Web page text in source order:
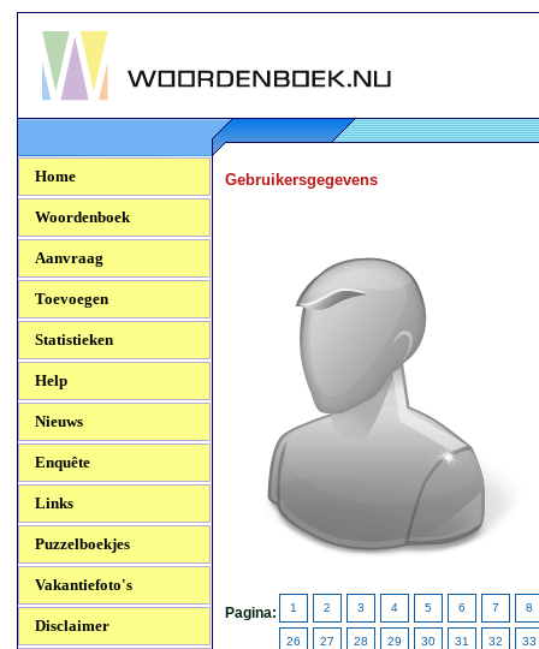
Woordenboek.NU
Home
Woordenboek
Aanvraag
Toevoegen
Statistieken
Help
Nieuws
Enquête
Links
Puzzelboekjes
Vakantiefoto's
Disclaimer
Gebruikersgegevens
Pagina: 1 2 3 4 5 6 7 8
26 27 28 29 30 31 32 33